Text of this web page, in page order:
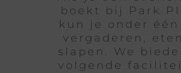
boekt bij Park
kun je onder één
vergaderen,
slapen. We
volgende